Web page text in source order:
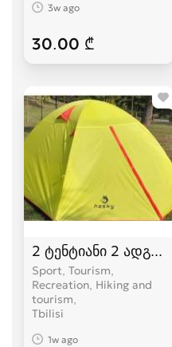
3w ago
30.00 ₾
2 ტენტიანი 2
Sport, Tourism,
Recreation, Hiking and
tourism
Tbilisi
1w ago